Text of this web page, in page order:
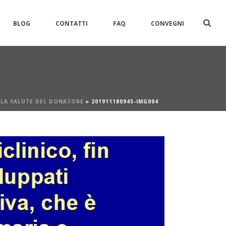
BLOG CONTATTI FAQ CONVEGNI
SALUTE DEL DONATORE » 201911180945-IMG004